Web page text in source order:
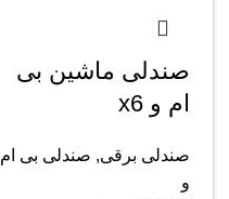
صندلی ماشین بی
ام و x6
صندلی برقی, صندلی بی ام
و